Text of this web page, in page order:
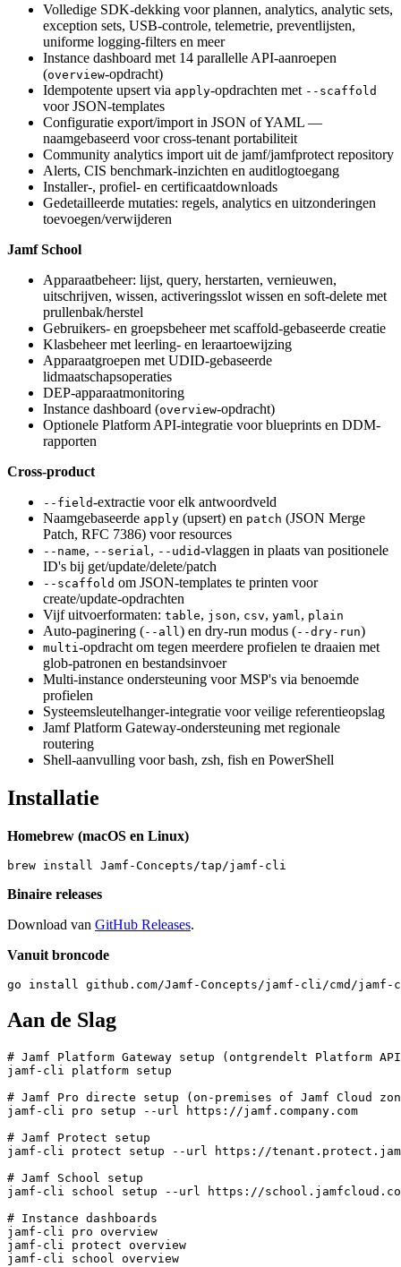
Volledige SDK-dekking voor plannen, analytics, analytic sets,
exception sets, USB-controle, telemetrie, preventlijsten,
uniforme logging-filters en meer
Instance dashboard met 14 parallelle API-aanroepen
(overview-opdracht)
Idempotente upsert via apply-opdrachten met --scaffold
voor JSON-templates
Configuratie export/import in JSON of YAML —
naamgebaseerd voor cross-tenant portabiliteit
Community analytics import uit de jamf/jamfprotect repository
Alerts, CIS benchmark-inzichten en auditlogtoegang
Installer-, profiel- en certificaatdownloads
Gedetailleerde mutaties: regels, analytics en uitzonderingen
toevoegen/verwijderen
Jamf School
Apparaatbeheer: lijst, query, herstarten, vernieuwen,
uitschrijven, wissen, activeringsslot wissen en soft-delete met
prullenbak/herstel
Gebruikers- en groepsbeheer met scaffold-gebaseerde creatie
Klasbeheer met leerling- en leraartoewijzing
Apparaatgroepen met UDID-gebaseerde
lidmaatschapsoperaties
DEP-apparaatmonitoring
Instance dashboard (overview-opdracht)
Optionele Platform API-integratie voor blueprints en DDM-
rapporten
Cross-product
--field-extractie voor elk antwoordveld
Naamgebaseerde apply (upsert) en patch (JSON Merge
Patch, RFC 7386) voor resources
--name, --serial , --udid-vlaggen in plaats van positionele
ID's bij get/update/delete/patch
--scaffold om JSON-templates te printen voor
create/update-opdrachten
Vijf uitvoerformaten: table, json, csv, yaml , plain
Auto-paginering (--all ) en dry-run modus (--dry-run)
multi -opdracht om tegen meerdere profielen te draaien met
glob-patronen en bestandsinvoer
Multi-instance ondersteuning voor MSP's via benoemde
profielen
Systeemsleutelhanger-integratie voor veilige referentieopslag
Jamf Platform Gateway-ondersteuning met regionale
routering
Shell-aanvulling voor bash, zsh, fish en PowerShell
Installatie
Homebrew (macOS en Linux)
Binaire releases
Download van GitHub Releases.
Vanuit broncode
Aan de Slag
# Jamf Platform Gateway setup (ontgrendelt Platform
jamf-cli platform setup
# Jamf Pro directe setup (on-premises of Jamf Cloud
jamf-cli pro setup --url https://jamf.company.com
# Jamf Protect setup
jamf-cli protect setup --url https://
# Jamf School setup
jamf-cli school setup --url https://
# Instance dashboards
jamf-cli pro overview
jamf-cli protect overview
jamf-cli school overview